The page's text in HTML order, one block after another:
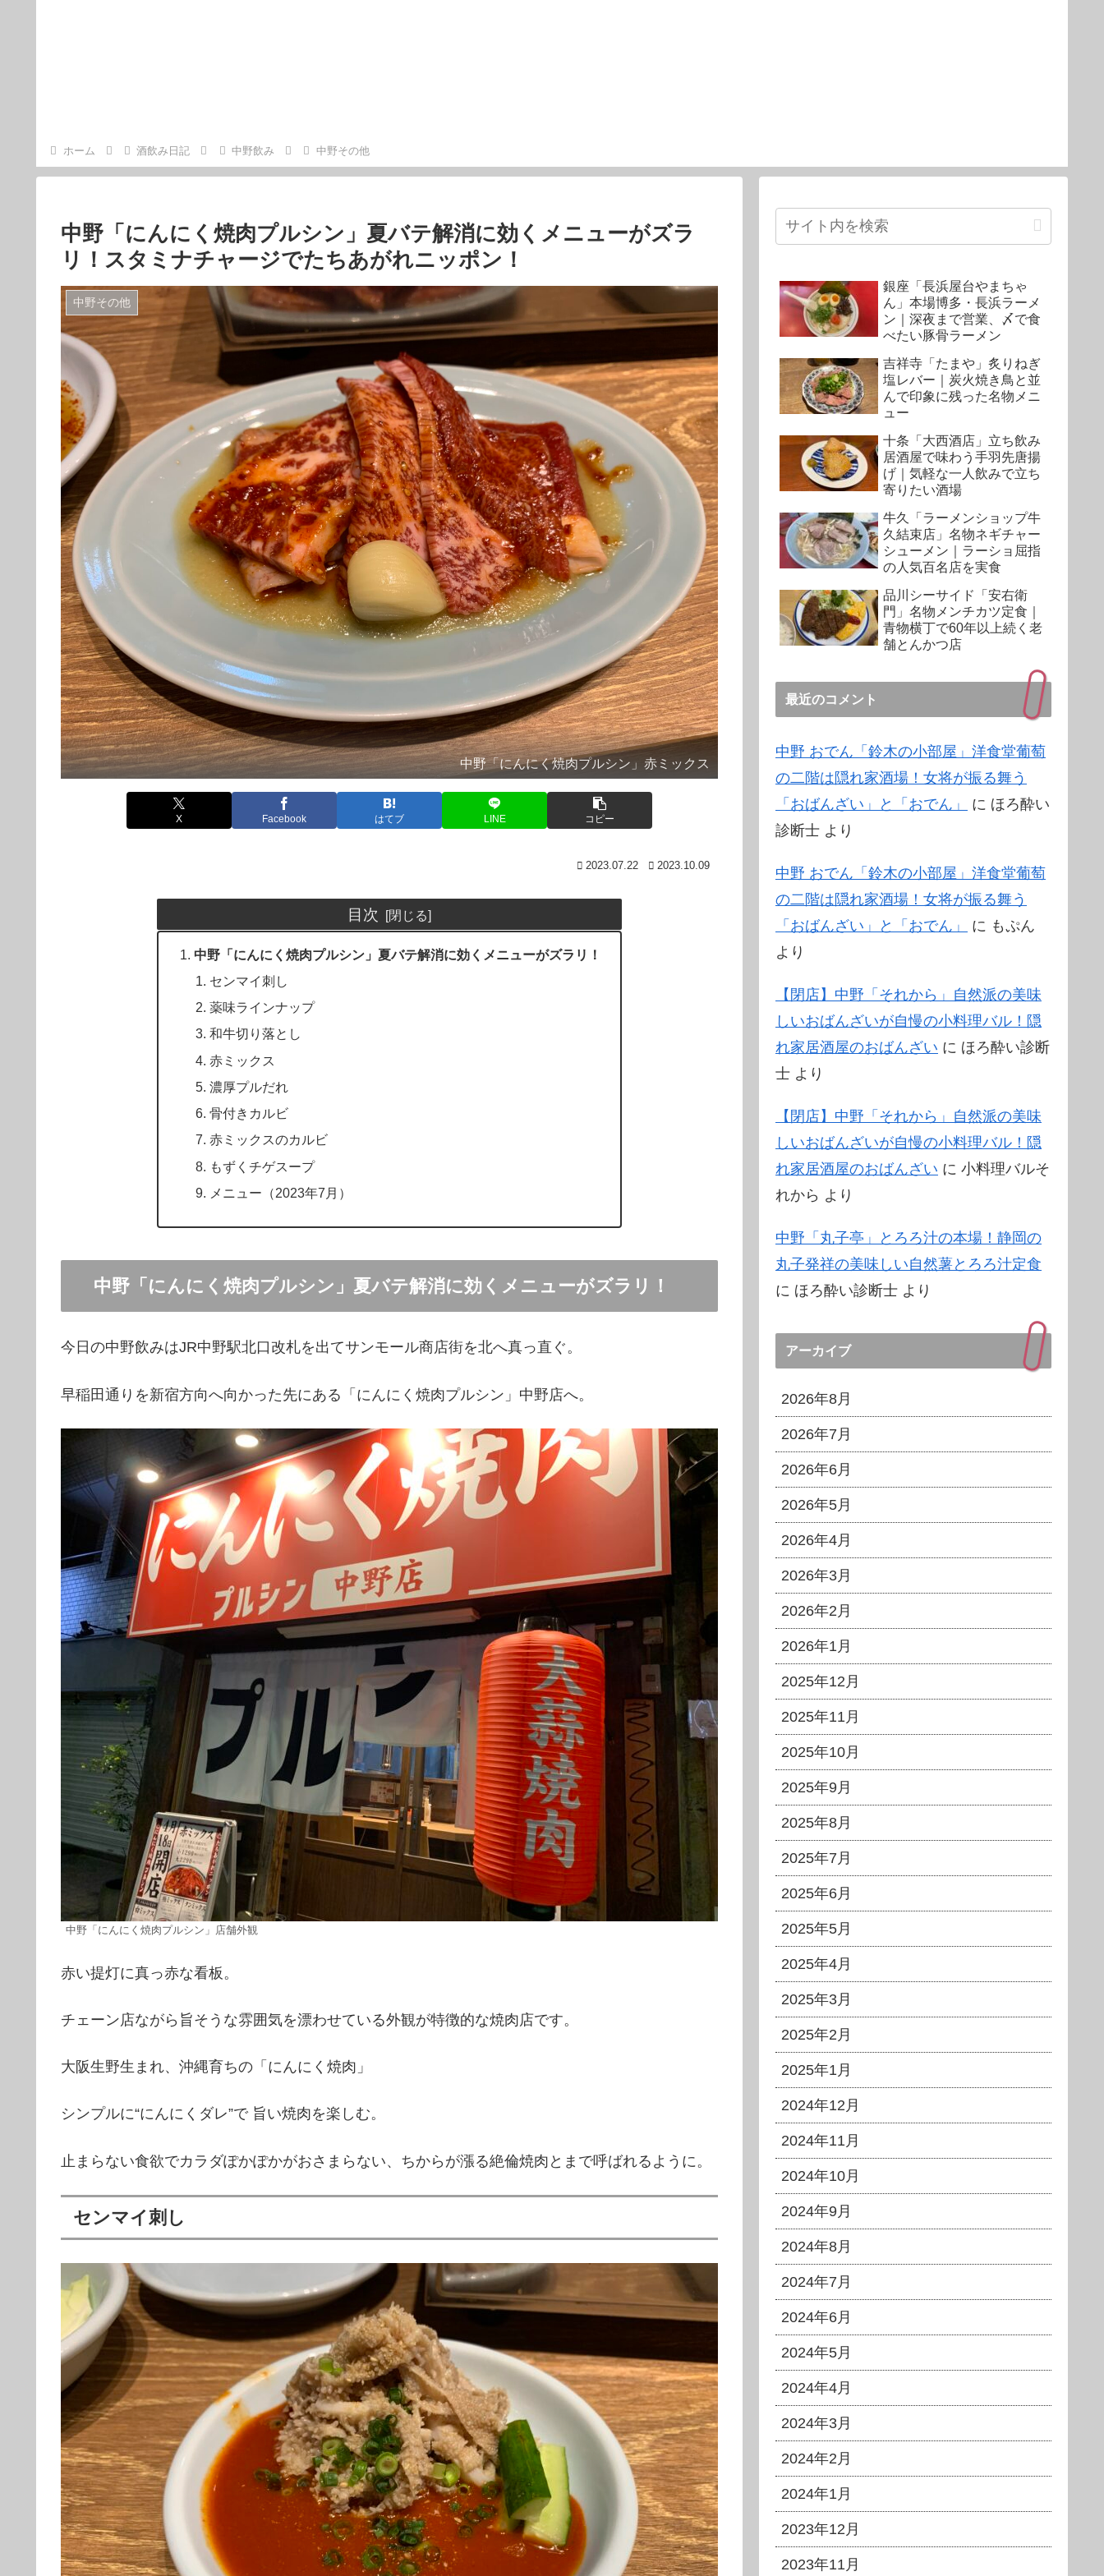
ホーム 酒飲み日記 中野飲み 中野その他
中野「にんにく焼肉プルシン」夏バテ解消に効くメニューがズラ
リ！スタミナチャージでたちあがれニッポン！
中野その他
中野「にんにく焼肉プルシン」赤ミックス
X Facebook はてブ LINE コピー
2023.07.22 2023.10.09
目次
中野「にんにく焼肉プルシン」夏バテ解消に効くメニューがズラリ！
センマイ刺し
薬味ラインナップ
和牛切り落とし
赤ミックス
濃厚プルだれ
骨付きカルビ
赤ミックスのカルビ
もずくチゲスープ
メニュー（2023年7月）
中野「にんにく焼肉プルシン」夏バテ解消に効くメニューがズラリ！
今日の中野飲みはJR中野駅北口改札を出てサンモール商店街を北へ真っ直ぐ。
早稲田通りを新宿方向へ向かった先にある「にんにく焼肉プルシン」中野店へ。
中野「にんにく焼肉プルシン」店舗外観
赤い提灯に真っ赤な看板。
チェーン店ながら旨そうな雰囲気を漂わせている外観が特徴的な焼肉店です。
大阪生野生まれ、沖縄育ちの「にんにく焼肉」
シンプルに“にんにくダレ”で 旨い焼肉を楽しむ。
止まらない食欲でカラダぽかぽかがおさまらない、ちからが漲る絶倫焼肉とまで呼ばれるように。
センマイ刺し
銀座「長浜屋台やまちゃ
ん」本場博多・長浜ラーメ
ン｜深夜まで営業、〆で食
べたい豚骨ラーメン
吉祥寺「たまや」炙りねぎ
塩レバー｜炭火焼き鳥と並
んで印象に残った名物メニ
ュー
十条「大西酒店」立ち飲み
居酒屋で味わう手羽先唐揚
げ｜気軽な一人飲みで立ち
寄りたい酒場
牛久「ラーメンショップ牛
久結束店」名物ネギチャー
シューメン｜ラーショ屈指
の人気百名店を実食
品川シーサイド「安右衛
門」名物メンチカツ定食｜
青物横丁で60年以上続く老
舗とんかつ店
最近のコメント
中野 おでん「鈴木の小部屋」洋食堂葡萄
の二階は隠れ家酒場！女将が振る舞う
「おばんざい」と「おでん」
に ほろ酔い
診断士 より
中野 おでん「鈴木の小部屋」洋食堂葡萄
の二階は隠れ家酒場！女将が振る舞う
「おばんざい」と「おでん」
に もぷん
より
【閉店】中野「それから」自然派の美味
しいおばんざいが自慢の小料理バル！隠
れ家居酒屋のおばんざい に ほろ酔い診断
士 より
【閉店】中野「それから」自然派の美味
しいおばんざいが自慢の小料理バル！隠
れ家居酒屋のおばんざい に 小料理バルそ
れから より
中野「丸子亭」とろろ汁の本場！静岡の
丸子発祥の美味しい自然薯とろろ汁定食
に ほろ酔い診断士 より
アーカイブ
2026年8月
2026年7月
2026年6月
2026年5月
2026年4月
2026年3月
2026年2月
2026年1月
2025年12月
2025年11月
2025年10月
2025年9月
2025年8月
2025年7月
2025年6月
2025年5月
2025年4月
2025年3月
2025年2月
2025年1月
2024年12月
2024年11月
2024年10月
2024年9月
2024年8月
2024年7月
2024年6月
2024年5月
2024年4月
2024年3月
2024年2月
2024年1月
2023年12月
2023年11月